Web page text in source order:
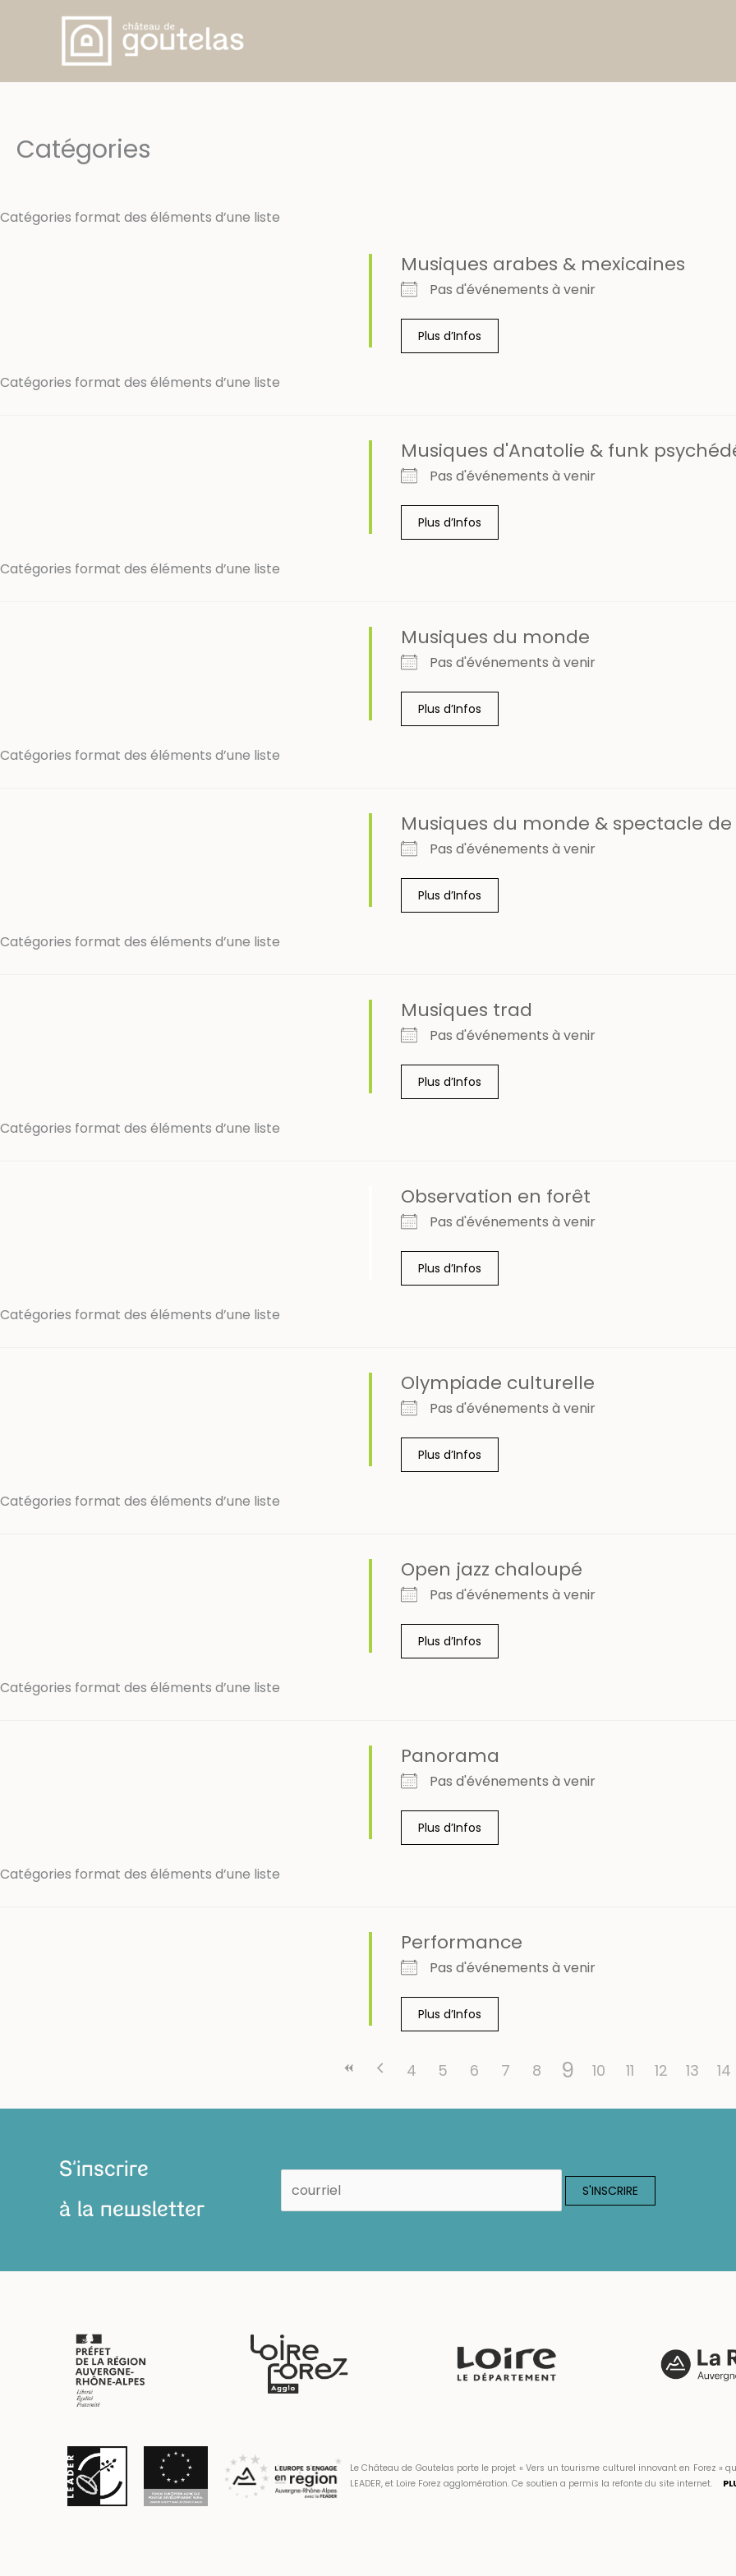
Catégories
Catégories format des éléments d’une liste
Musiques arabes & mexicaines
Pas d'événements à venir
Plus d’Infos
Catégories format des éléments d’une liste
Musiques d'Anatolie & funk
Pas d'événements à venir
Plus d’Infos
Catégories format des éléments d’une liste
Musiques du monde
Pas d'événements à venir
Plus d’Infos
Catégories format des éléments d’une liste
Musiques du monde & spectacle
Pas d'événements à venir
Plus d’Infos
Catégories format des éléments d’une liste
Musiques trad
Pas d'événements à venir
Plus d’Infos
Catégories format des éléments d’une liste
Observation en forêt
Pas d'événements à venir
Plus d’Infos
Catégories format des éléments d’une liste
Olympiade culturelle
Pas d'événements à venir
Plus d’Infos
Catégories format des éléments d’une liste
Open jazz chaloupé
Pas d'événements à venir
Plus d’Infos
Catégories format des éléments d’une liste
Panorama
Pas d'événements à venir
Plus d’Infos
Catégories format des éléments d’une liste
Performance
Pas d'événements à venir
Plus d’Infos
4 5 6 7 8 9 10 11 12 13 14
S'inscrire
à la newsletter
Le Château de Goutelas porte le projet « Vers un tourisme culturel innovant en Forez »
LEADER, et Loire Forez agglomération. Ce soutien a permis la refonte du site internet.